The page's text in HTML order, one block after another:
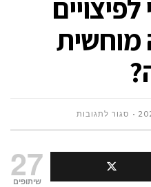
מוחשית
סגור לתגובותעל
27
שיתופים